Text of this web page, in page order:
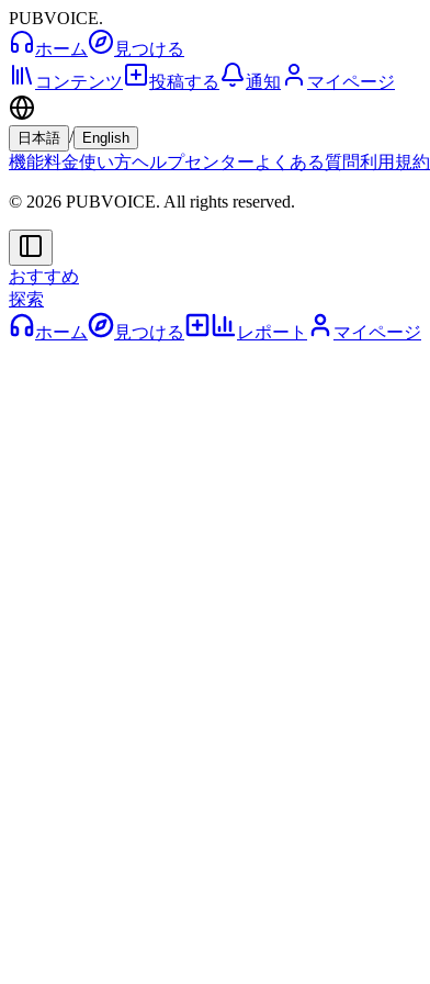
PUBVOICE.
ホーム
見つける
コンテンツ
投稿する 通知 マイページ
日本語 / English
機能料金使い方ヘルプセンターよくある質問利用規約
© 2026 PUBVOICE. All rights reserved.
おすすめ
探索
ホーム
見つける レポート マイページ